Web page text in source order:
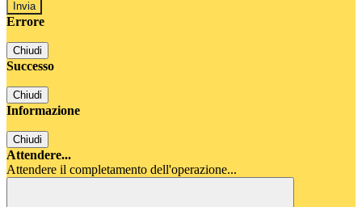
Errore
Chiudi
Successo
Chiudi
Informazione
Chiudi
Attendere...
Attendere il completamento dell'operazione...